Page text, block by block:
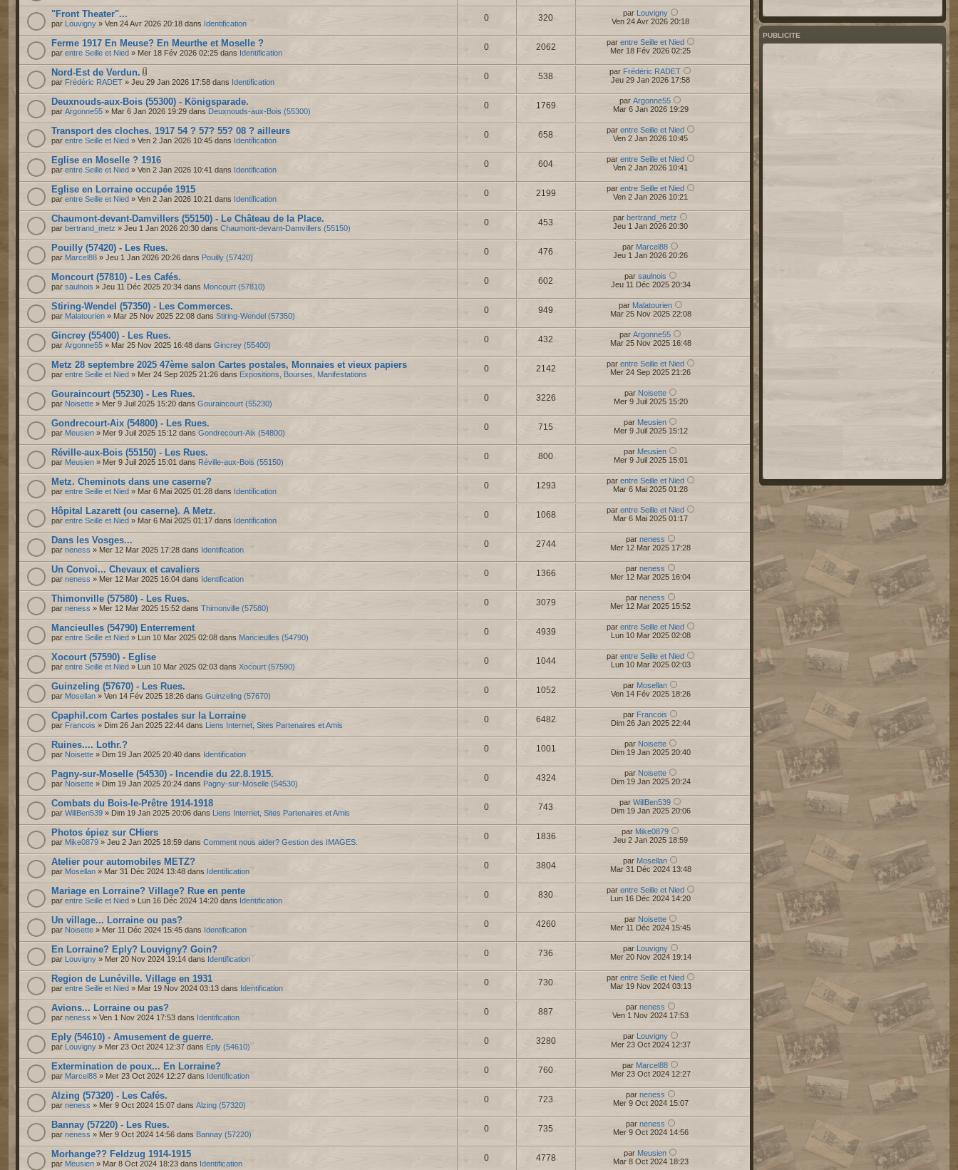
"Front Theater"...
par Louvigny » Ven 24 Avr 2026 20:18 dans Identification
0 320 par Louvigny
Ven 24 Avr 2026 20:18
Ferme 1917 En Meuse? En Meurthe et Moselle ?
par entre Seille et Nied » Mer 18 Fév 2026 02:25 dans Identification
0 2062 par entre Seille et Nied
Mer 18 Fév 2026 02:25
Nord-Est de Verdun.
par Frédéric RADET » Jeu 29 Jan 2026 17:58 dans Identification
0 538 par Frédéric RADET
Jeu 29 Jan 2026 17:58
Deuxnouds-aux-Bois (55300) - Königsparade.
par Argonne55 » Mar 6 Jan 2026 19:29 dans Deuxnouds-aux-Bois (55300)
0 1769 parArgonne55
Mar 6 Jan 2026 19:29
Transport des cloches. 1917 54 ? 57? 55? 08 ? ailleurs
par entre Seille et Nied » Ven 2 Jan 2026 10:45 dans Identification
0 658 par entre Seille et Nied
Ven 2 Jan 2026 10:45
Eglise en Moselle ? 1916
par entre Seille et Nied » Ven 2 Jan 2026 10:41 dans Identification
0 604 par entre Seille et Nied
Ven 2 Jan 2026 10:41
Eglise en Lorraine occupée 1915
par entre Seille et Nied » Ven 2 Jan 2026 10:21 dans Identification
0 2199 par entre Seille et Nied
Ven 2 Jan 2026 10:21
Chaumont-devant-Damvillers (55150) - Le Château de la Place.
par bertrand_metz » Jeu 1 Jan 2026 20:30 dans Chaumont-devant-Damvillers (55150)
0 453 parbertrand_metz
Jeu 1 Jan 2026 20:30
Pouilly (57420) - Les Rues.
par Marcel88 » Jeu 1 Jan 2026 20:26 dans Pouilly (57420)
0 476 par Marcel88
Jeu 1 Jan 2026 20:26
Moncourt (57810) - Les Cafés.
par saulnois » Jeu 11 Déc 2025 20:34 dans Moncourt (57810)
0 602 par saulnois
Jeu 11 Déc 2025 20:34
Stiring-Wendel (57350) - Les Commerces.
par Malatourien » Mar 25 Nov 2025 22:08 dans Stiring-Wendel (57350)
0 949 par Malatourien
Mar 25 Nov 2025 22:08
Gincrey (55400) - Les Rues.
par Argonne55 » Mar 25 Nov 2025 16:48 dans Gincrey (55400)
0 432 parArgonne55
Mar 25 Nov 2025 16:48
Metz 28 septembre 2025 47ème salon Cartes postales, Monnaies et vieux papiers
par entre Seille et Nied » Mer 24 Sep 2025 21:26 dans Expositions, Bourses, Manifestations
0 2142 par entre Seille et Nied
Mer 24 Sep 2025 21:26
Gouraincourt (55230) - Les Rues.
par Noisette » Mer 9 Juil 2025 15:20 dans Gouraincourt (55230)
0 3226 par Noisette
Mer 9 Juil 2025 15:20
Gondrecourt-Aix (54800) - Les Rues.
par Meusien » Mer 9 Juil 2025 15:12 dans Gondrecourt-Aix (54800)
0 715 par Meusien
Mer 9 Juil 2025 15:12
Réville-aux-Bois (55150) - Les Rues.
par Meusien » Mer 9 Juil 2025 15:01 dans Réville-aux-Bois (55150)
0 800 par Meusien
Mer 9 Juil 2025 15:01
Metz. Cheminots dans une caserne?
par entre Seille et Nied » Mar 6 Mai 2025 01:28 dans Identification
0 1293 par entre Seille et Nied
Mar 6 Mai 2025 01:28
Hôpital Lazarett (ou caserne). A Metz.
par entre Seille et Nied » Mar 6 Mai 2025 01:17 dans Identification
0 1068 par entre Seille et Nied
Mar 6 Mai 2025 01:17
Dans les Vosges...
par neness » Mer 12 Mar 2025 17:28 dans Identification
0 2744 par neness
Mer 12 Mar 2025 17:28
Un Convoi... Chevaux et cavaliers
par neness » Mer 12 Mar 2025 16:04 dans Identification
0 1366 par neness
Mer 12 Mar 2025 16:04
Thimonville (57580) - Les Rues.
par neness » Mer 12 Mar 2025 15:52 dans Thimonville (57580)
0 3079 par neness
Mer 12 Mar 2025 15:52
Mancieulles (54790) Enterrement
par entre Seille et Nied » Lun 10 Mar 2025 02:08 dans Mancieulles (54790)
0 4939 par entre Seille et Nied
Lun 10 Mar 2025 02:08
Xocourt (57590) - Eglise
par entre Seille et Nied » Lun 10 Mar 2025 02:03 dans Xocourt (57590)
0 1044 par entre Seille et Nied
Lun 10 Mar 2025 02:03
Guinzeling (57670) - Les Rues.
par Mosellan » Ven 14 Fév 2025 18:26 dans Guinzeling (57670)
0 1052 par Mosellan
Ven 14 Fév 2025 18:26
Cpaphil.com Cartes postales sur la Lorraine
par Francois » Dim 26 Jan 2025 22:44 dans Liens Internet, Sites Partenaires et Amis
0 6482 par Francois
Dim 26 Jan 2025 22:44
Ruines.... Lothr.?
par Noisette » Dim 19 Jan 2025 20:40 dans Identification
0 1001 par Noisette
Dim 19 Jan 2025 20:40
Pagny-sur-Moselle (54530) - Incendie du 22.8.1915.
par Noisette » Dim 19 Jan 2025 20:24 dans Pagny-sur-Moselle (54530)
0 4324 par Noisette
Dim 19 Jan 2025 20:24
Combats du Bois-le-Prêtre 1914-1918
par WillBen539 » Dim 19 Jan 2025 20:06 dans Liens Internet, Sites Partenaires et Amis
0 743 parWillBen539
Dim 19 Jan 2025 20:06
Photos épiez sur CHiers
par Mike0879 » Jeu 2 Jan 2025 18:59 dans Comment nous aider? Gestion des IMAGES.
0 1836 par Mike0879
Jeu 2 Jan 2025 18:59
Atelier pour automobiles METZ?
par Mosellan » Mar 31 Déc 2024 13:48 dans Identification
0 3804 par Mosellan
Mar 31 Déc 2024 13:48
Mariage en Lorraine? Village? Rue en pente
par entre Seille et Nied » Lun 16 Déc 2024 14:20 dans Identification
0 830 par entre Seille et Nied
Lun 16 Déc 2024 14:20
Un village... Lorraine ou pas?
par Noisette » Mer 11 Déc 2024 15:45 dans Identification
0 4260 par Noisette
Mer 11 Déc 2024 15:45
En Lorraine? Eply? Louvigny? Goin?
par Louvigny » Mer 20 Nov 2024 19:14 dans Identification
0 736 par Louvigny
Mer 20 Nov 2024 19:14
Region de Lunéville. Village en 1931
par entre Seille et Nied » Mar 19 Nov 2024 03:13 dans Identification
0 730 par entre Seille et Nied
Mar 19 Nov 2024 03:13
Avions... Lorraine ou pas?
par neness » Ven 1 Nov 2024 17:53 dans Identification
0 887 par neness
Ven 1 Nov 2024 17:53
Eply (54610) - Amusement de guerre.
par Louvigny » Mer 23 Oct 2024 12:37 dans Eply (54610)
0 3280 par Louvigny
Mer 23 Oct 2024 12:37
Extermination de poux... En Lorraine?
par Marcel88 » Mer 23 Oct 2024 12:27 dans Identification
0 760 par Marcel88
Mer 23 Oct 2024 12:27
Alzing (57320) - Les Cafés.
par neness » Mer 9 Oct 2024 15:07 dans Alzing (57320)
0 723 par neness
Mer 9 Oct 2024 15:07
Bannay (57220) - Les Rues.
par neness » Mer 9 Oct 2024 14:56 dans Bannay (57220)
0 735 par neness
Mer 9 Oct 2024 14:56
Morhange?? Feldzug 1914-1915
par Meusien » Mar 8 Oct 2024 18:23 dans Identification
0 4778 par Meusien
Mar 8 Oct 2024 18:23
PUBLICITE